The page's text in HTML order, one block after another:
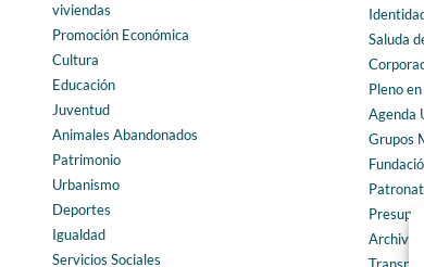
viviendas
Promoción Económica
Cultura
Educación
Juventud
Animales Abandonados
Patrimonio
Urbanismo
Deportes
Igualdad
Servicios Sociales
Saluda
Pleno
Agenda
Grupos
Archivo